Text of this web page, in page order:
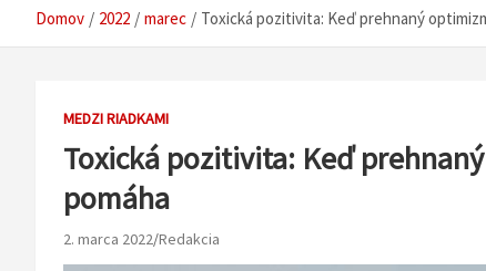
Domov 2022 marec Toxická pozitivita: Keď prehnaný
MEDZI RIADKAMI
Toxická pozitivita: Keď
pomáha
2. marca 2022 Redakcia